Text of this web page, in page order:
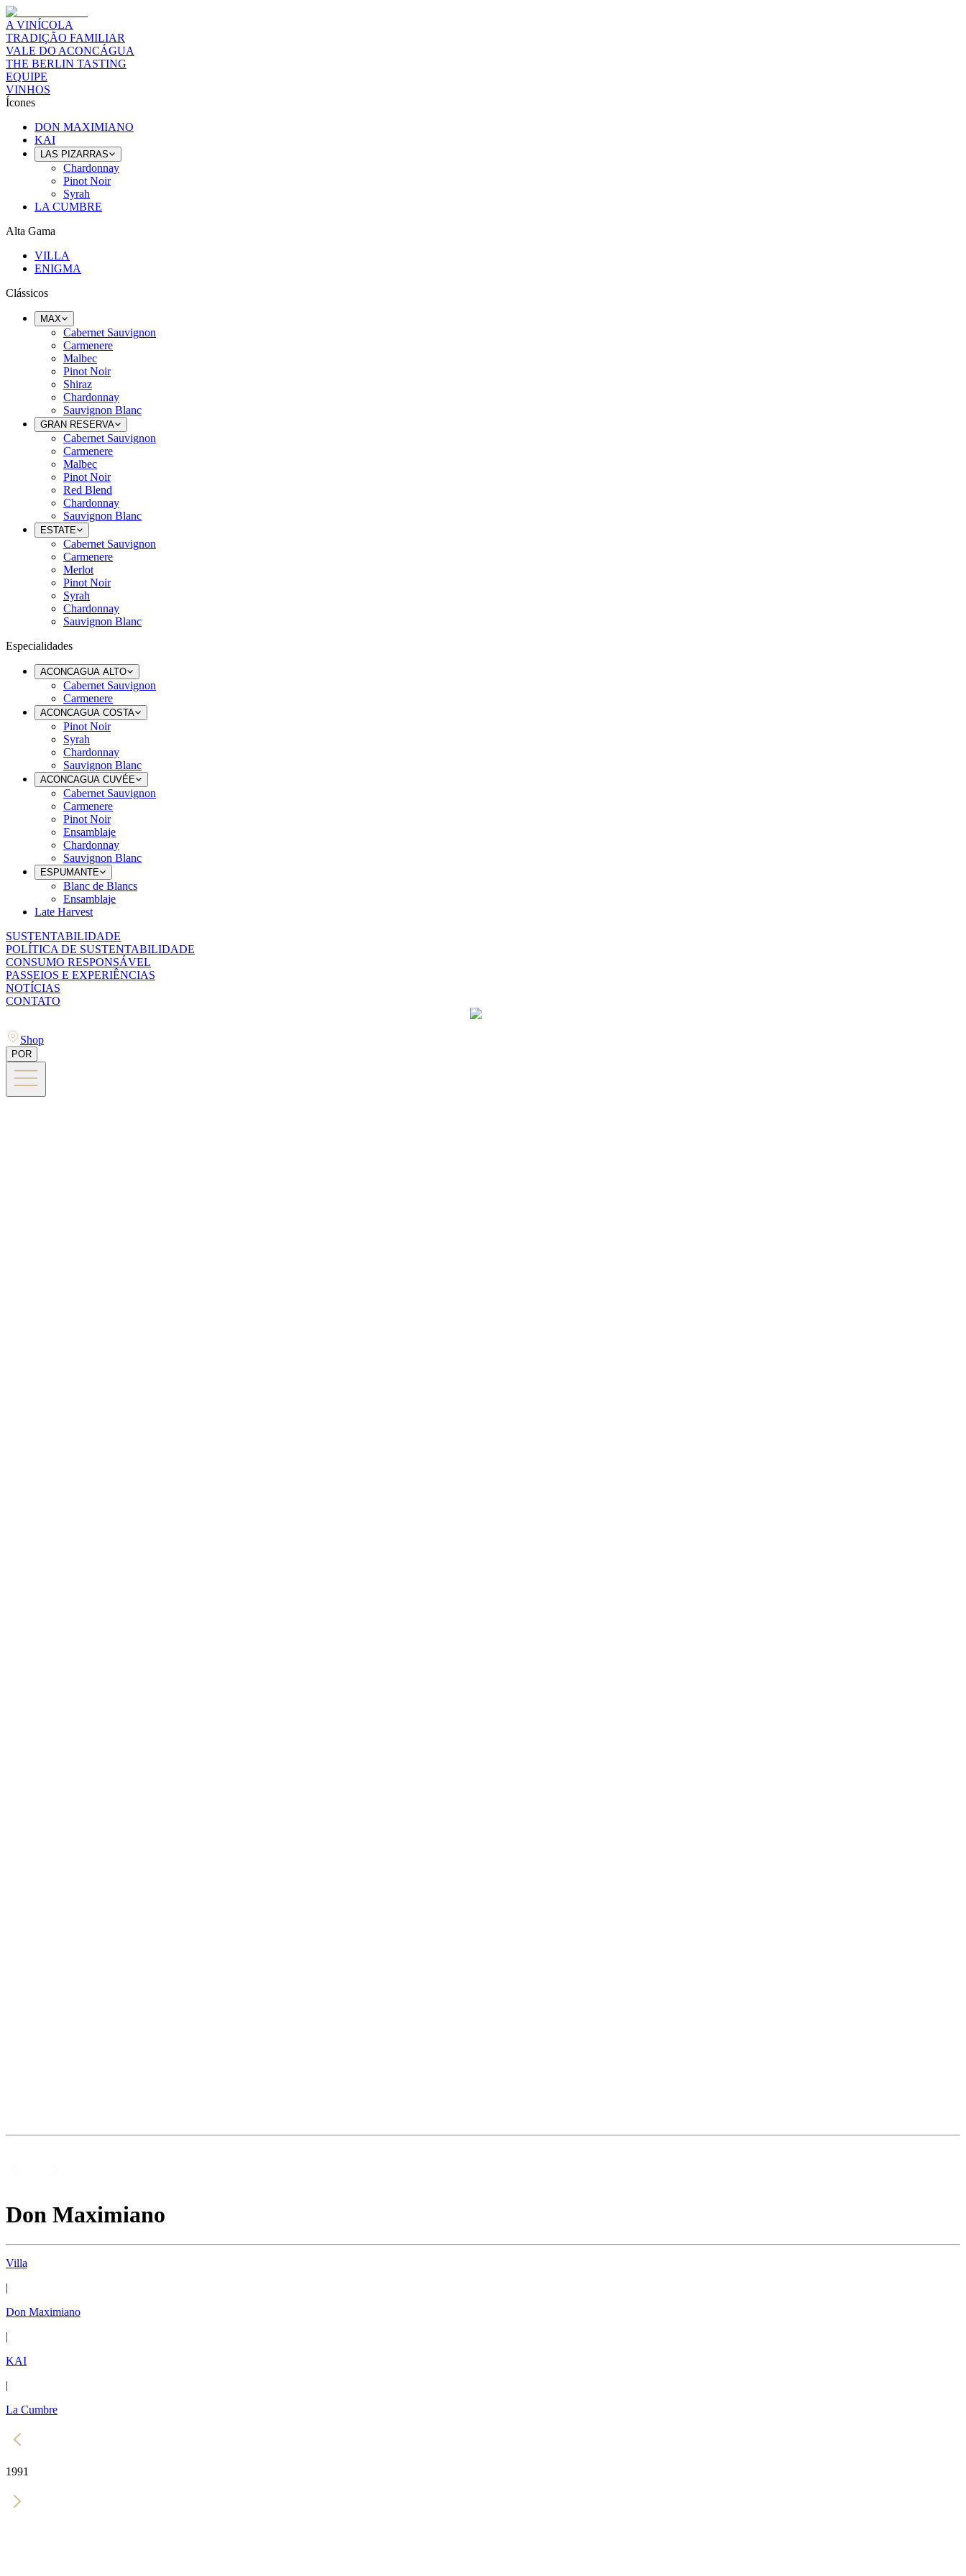
A VINÍCOLA
TRADIÇÃO FAMILIAR
VALE DO ACONCÁGUA
THE BERLIN TASTING
EQUIPE
VINHOS
Ícones
DON MAXIMIANO
KAI
LAS PIZARRAS
Chardonnay
Pinot Noir
Syrah
LA CUMBRE
Alta Gama
VILLA
ENIGMA
Clássicos
MAX
Cabernet Sauvignon
Carmenere
Malbec
Pinot Noir
Shiraz
Chardonnay
Sauvignon Blanc
GRAN RESERVA
Cabernet Sauvignon
Carmenere
Malbec
Pinot Noir
Red Blend
Chardonnay
Sauvignon Blanc
ESTATE
Cabernet Sauvignon
Carmenere
Merlot
Pinot Noir
Syrah
Chardonnay
Sauvignon Blanc
Especialidades
ACONCAGUA ALTO
Cabernet Sauvignon
Carmenere
ACONCAGUA COSTA
Pinot Noir
Syrah
Chardonnay
Sauvignon Blanc
ACONCAGUA CUVÉE
Cabernet Sauvignon
Carmenere
Pinot Noir
Ensamblaje
Chardonnay
Sauvignon Blanc
ESPUMANTE
Blanc de Blancs
Ensamblaje
Late Harvest
SUSTENTABILIDADE
POLÍTICA DE SUSTENTABILIDADE
CONSUMO RESPONSÁVEL
PASSEIOS E EXPERIÊNCIAS
NOTÍCIAS
CONTATO
Shop
POR
Don Maximiano
Villa
|
Don Maximiano
|
KAI
|
La Cumbre
1991